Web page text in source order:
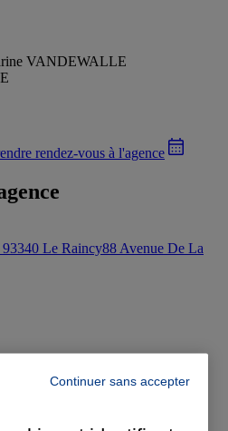
rendez-vous à l'agence
93340 Le Raincy88 Avenue De La
Continuer sans accepter